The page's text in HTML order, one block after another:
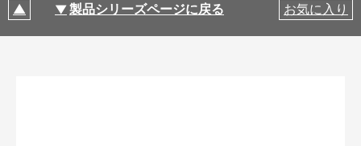
製品シリーズページに戻る お気に入り